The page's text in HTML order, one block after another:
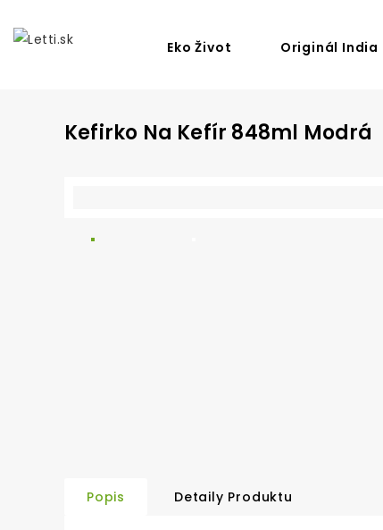
Eko Život Originál India
Kefirko Na Kefír 848ml Modrá
Popis Detaily Produktu